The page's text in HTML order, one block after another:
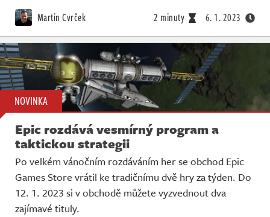
Martin Cvrček 2 minuty 6. 1. 2023
NOVINKA
Epic rozdává vesmírný program a
taktickou strategii
Po velkém vánočním rozdáváním her se obchod Epic
Games Store vrátil ke tradičnímu dvě hry za týden. Do
12. 1. 2023 si v obchodě můžete vyzvednout dva
zajímavé tituly.